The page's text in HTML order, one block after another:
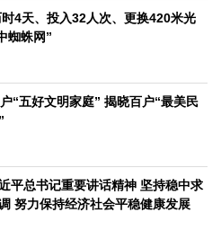
声
4天、投入32人次、更换420米光
蜘蛛网”
“五好文明家庭” 揭晓百户“最美民
平总书记重要讲话精神 坚持稳中求
努力保持经济社会平稳健康发展